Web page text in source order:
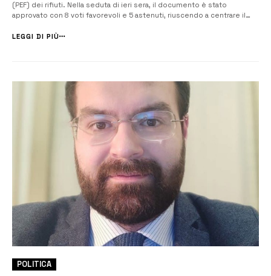
(PEF) dei rifiuti. Nella seduta di ieri sera, il documento è stato
approvato con 8 voti favorevoli e 5 astenuti, riuscendo a centrare il
5.162.036 euro del 2025 ai 4.861.023 euro attuali, garantendo un...
LEGGI DI PIÙ
POLITICA